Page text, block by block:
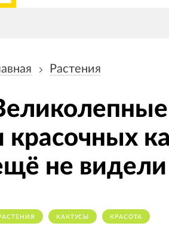
Растения
красочных
не видели
КАКТУСЫ КРАСОТА